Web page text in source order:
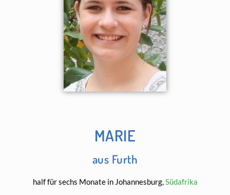
MARIE
aus Furth
half für sechs Monate in Johannesburg,Südafrika